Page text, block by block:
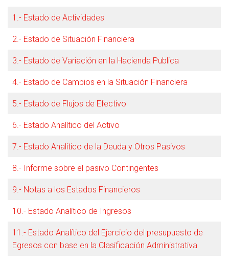
1.- Estado de Actividades
2.- Estado de Situación Financiera
3.- Estado de Variación en la Hacienda Publica
4.- Estado de Cambios en la Situación Financiera
5.- Estado de Flujos de Efectivo
6.- Estado Analítico del Activo
7.- Estado Analítico de la Deuda y Otros Pasivos
8.- Informe sobre el pasivo Contingentes
9.- Notas a los Estados Financieros
10.- Estado Analítico de Ingresos
11.- Estado Analítico del Ejercicio del presupuesto de
Egresos con base en la Clasificación Administrativa